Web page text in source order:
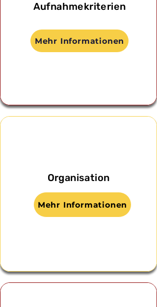
Aufnahmekriterien
Mehr Informationen
Organisation
Mehr Informationen